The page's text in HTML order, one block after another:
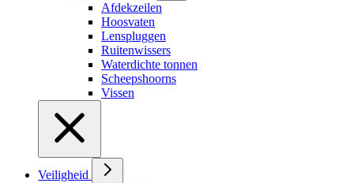
Afdekzeilen
Hoosvaten
Lenspluggen
Ruitenwissers
Waterdichte tonnen
Scheepshoorns
Vissen
Veiligheid